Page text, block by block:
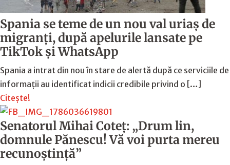
Spania se teme de un nou val uriaș de
migranți, după apelurile lansate pe
TikTok și WhatsApp
Spania a intrat din nou în stare de alertă după ce serviciile de
informații au identificat indicii credibile privind o […]
Citește!
Senatorul Mihai Coteț: „Drum lin,
domnule Pănescu! Vă voi purta mereu
recunoștință”